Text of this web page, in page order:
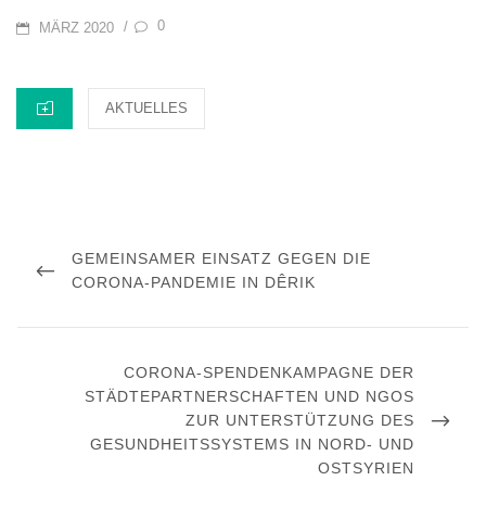
POSTED
MÄRZ 2020 / 0
CATEGORIES
AKTUELLES
PREVIOUS
POST
GEMEINSAMER EINSATZ GEGEN DIE
CORONA-PANDEMIE IN DÊRIK
NEXT
POST
CORONA-SPENDENKAMPAGNE DER
STÄDTEPARTNERSCHAFTEN UND NGOS
ZUR UNTERSTÜTZUNG DES
GESUNDHEITSSYSTEMS IN NORD- UND
OSTSYRIEN